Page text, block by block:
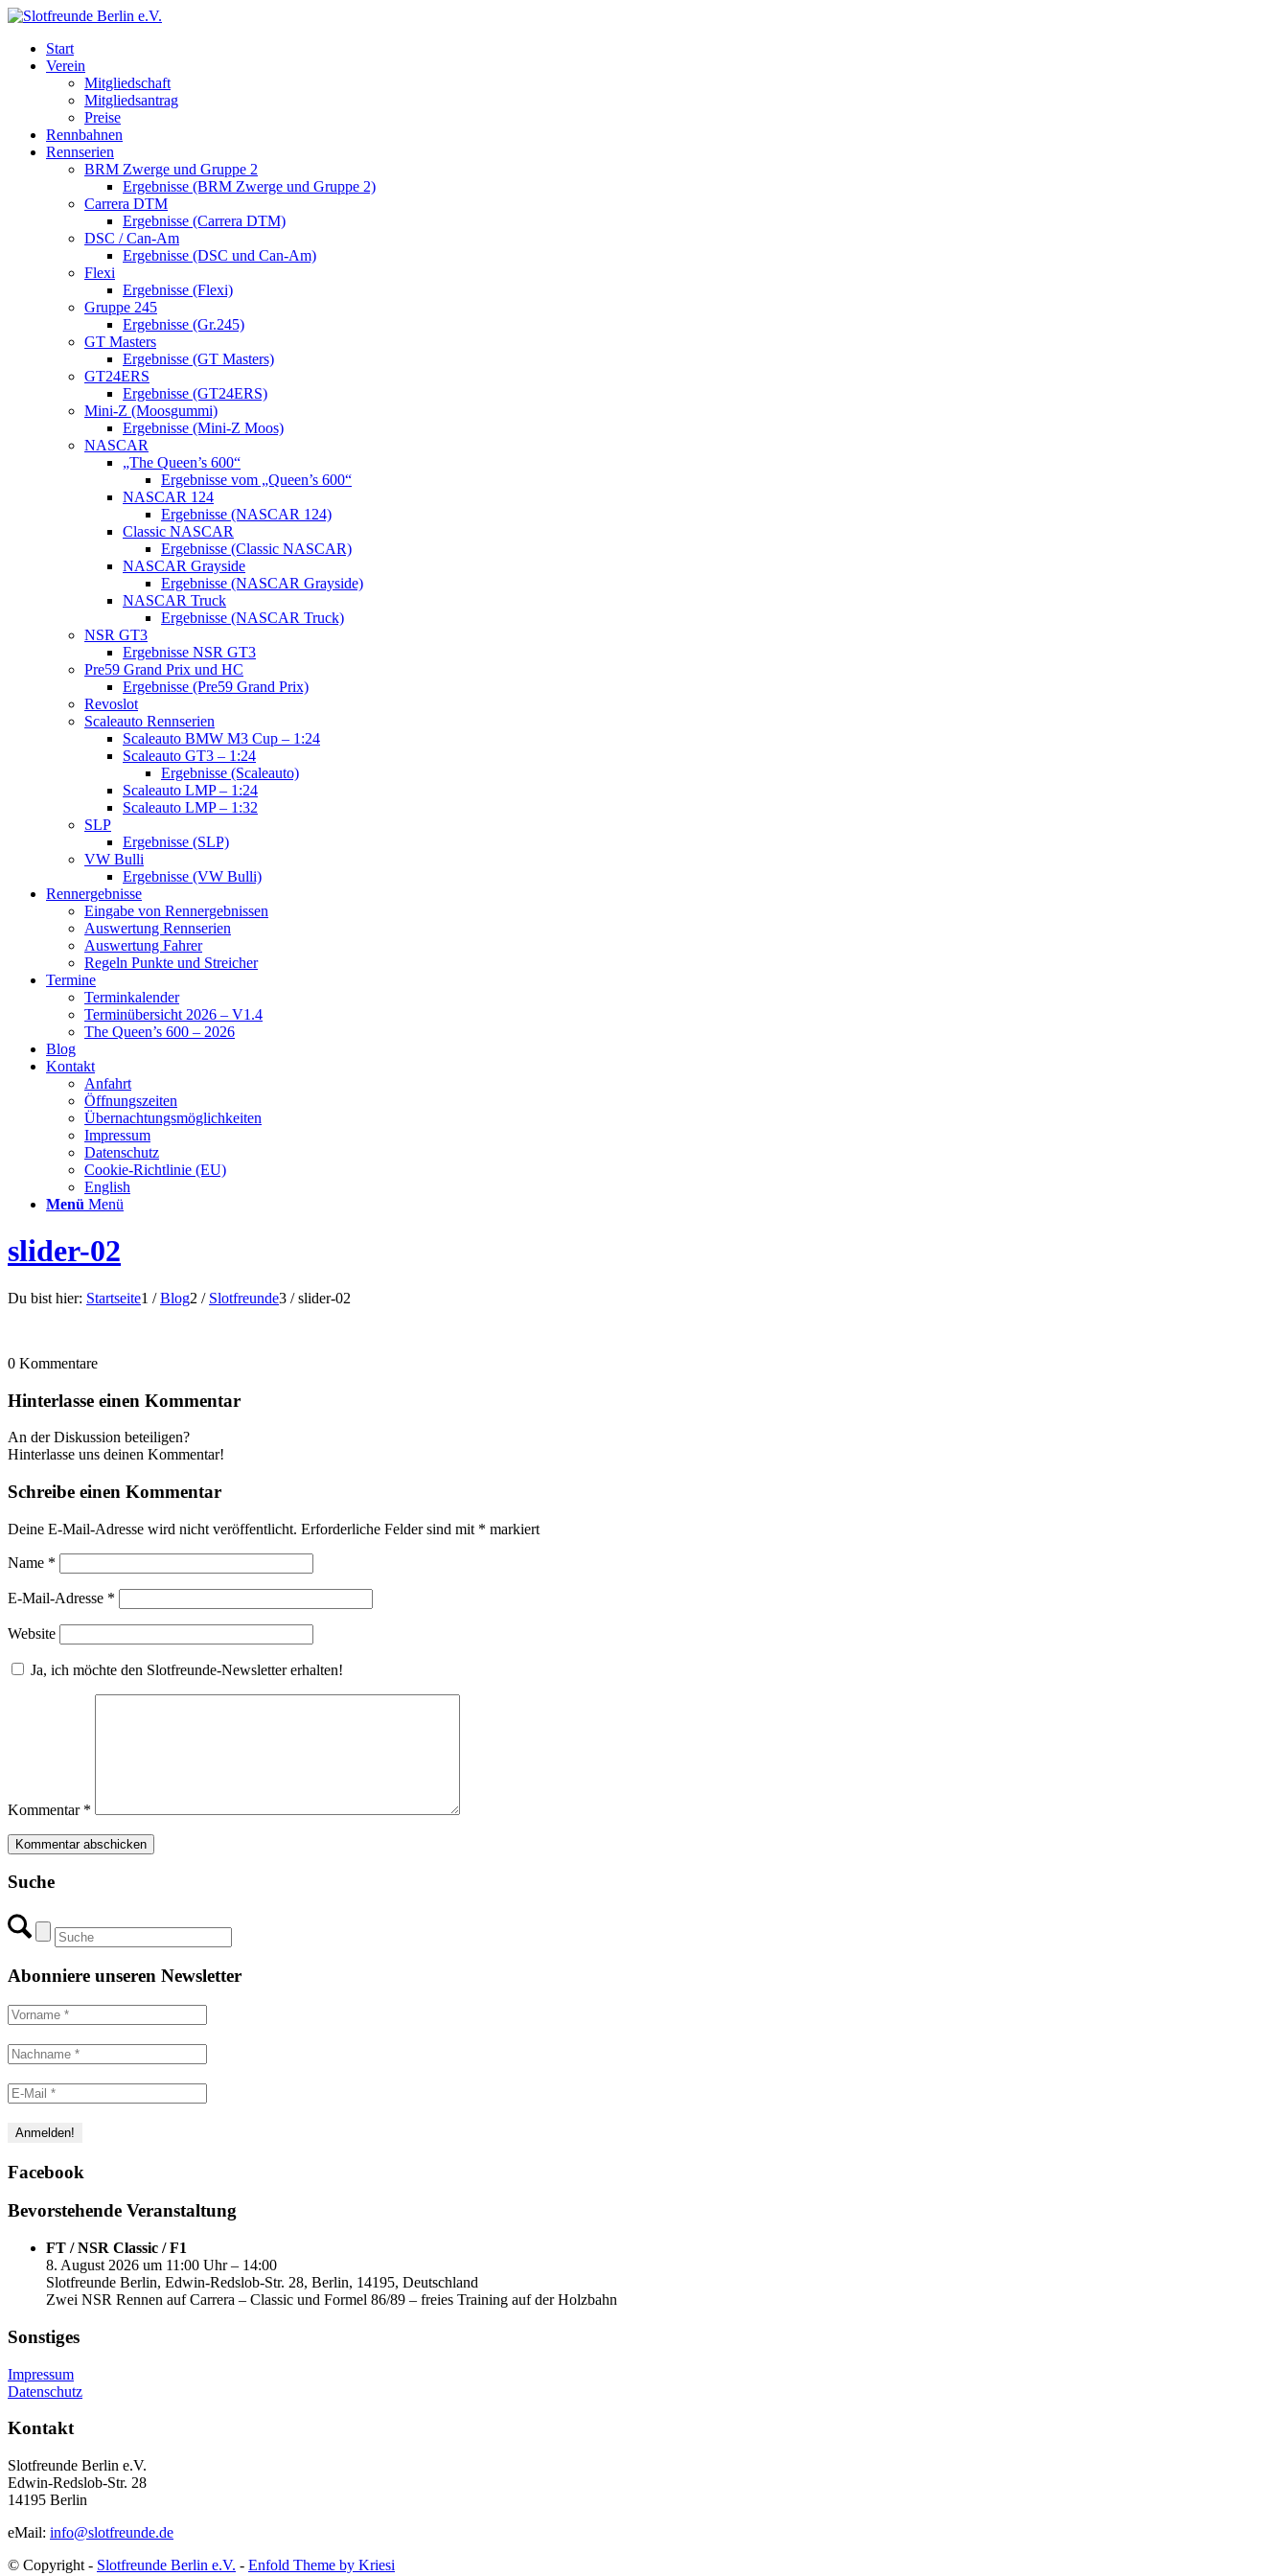
Start
Verein
Mitgliedschaft
Mitgliedsantrag
Preise
Rennbahnen
Rennserien
BRM Zwerge und Gruppe 2
Ergebnisse (BRM Zwerge und Gruppe 2)
Carrera DTM
Ergebnisse (Carrera DTM)
DSC / Can-Am
Ergebnisse (DSC und Can-Am)
Flexi
Ergebnisse (Flexi)
Gruppe 245
Ergebnisse (Gr.245)
GT Masters
Ergebnisse (GT Masters)
GT24ERS
Ergebnisse (GT24ERS)
Mini-Z (Moosgummi)
Ergebnisse (Mini-Z Moos)
NASCAR
„The Queen’s 600“
Ergebnisse vom „Queen’s 600“
NASCAR 124
Ergebnisse (NASCAR 124)
Classic NASCAR
Ergebnisse (Classic NASCAR)
NASCAR Grayside
Ergebnisse (NASCAR Grayside)
NASCAR Truck
Ergebnisse (NASCAR Truck)
NSR GT3
Ergebnisse NSR GT3
Pre59 Grand Prix und HC
Ergebnisse (Pre59 Grand Prix)
Revoslot
Scaleauto Rennserien
Scaleauto BMW M3 Cup – 1:24
Scaleauto GT3 – 1:24
Ergebnisse (Scaleauto)
Scaleauto LMP – 1:24
Scaleauto LMP – 1:32
SLP
Ergebnisse (SLP)
VW Bulli
Ergebnisse (VW Bulli)
Rennergebnisse
Eingabe von Rennergebnissen
Auswertung Rennserien
Auswertung Fahrer
Regeln Punkte und Streicher
Termine
Terminkalender
Terminübersicht 2026 – V1.4
The Queen’s 600 – 2026
Blog
Kontakt
Anfahrt
Öffnungszeiten
Übernachtungsmöglichkeiten
Impressum
Datenschutz
Cookie-Richtlinie (EU)
English
Menü Menü
slider-02
Du bist hier: Startseite1 / Blog2 / Slotfreunde3 / slider-02
0 Kommentare
Hinterlasse einen Kommentar
An der Diskussion beteiligen?
Hinterlasse uns deinen Kommentar!
Schreibe einen Kommentar
Deine E-Mail-Adresse wird nicht veröffentlicht. Erforderliche Felder sind mit * markiert
Name *
E-Mail-Adresse *
Website
Ja, ich möchte den Slotfreunde-Newsletter erhalten!
Kommentar *
Suche
Abonniere unseren Newsletter
Facebook
Bevorstehende Veranstaltung
FT / NSR Classic / F1
8. August 2026 um 11:00 Uhr – 14:00
Slotfreunde Berlin, Edwin-Redslob-Str. 28, Berlin, 14195, Deutschland
Zwei NSR Rennen auf Carrera – Classic und Formel 86/89 – freies Training auf der Holzbahn
Sonstiges
Impressum
Datenschutz
Kontakt
Slotfreunde Berlin e.V.
Edwin-Redslob-Str. 28
14195 Berlin
eMail: info@slotfreunde.de
© Copyright - Slotfreunde Berlin e.V. - Enfold Theme by Kriesi